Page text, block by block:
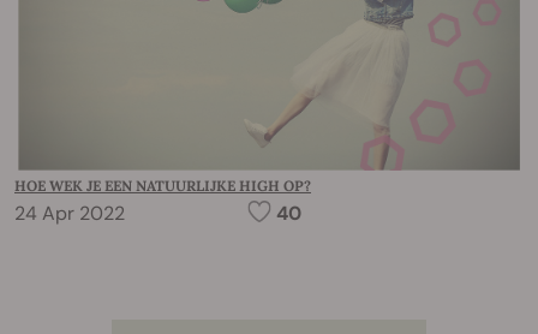
HOE WEK JE EEN NATUURLIJKE HIGH OP?
24 Apr 2022 40